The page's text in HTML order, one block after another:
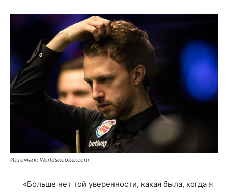
Источник: Worldsnooker.com
«Больше нет той уверенности, какая была, когда я